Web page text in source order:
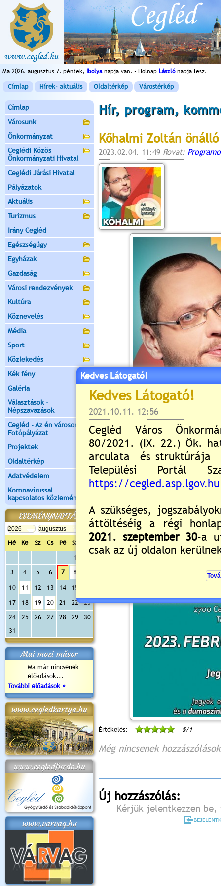
Ma 2026. augusztus 7. péntek, Ibolyanapja van. - Holnap Lászlónapja lesz.
Címlap Hírek- aktuális Oldaltérkép Várostérkép
Címlap
Városunk
Önkormányzat
Ceglédi Közös
Önkormányzati Hivatal
Ceglédi Járási Hivatal
Pályázatok
Aktuális
Turizmus
Irány Cegléd
Egészségügy
Egyházak
Gazdaság
Városi rendezvények
Kultúra
Köznevelés
Média
Sport
Közlekedés
Kék fény
Galéria
Választások -
Népszavazások
Cegléd - Az én városom -
Fotópályázat
Projektek
Oldaltérkép
Adatvédelem
Koronavírussal
kapcsolatos közlemények
ESEMÉNYNAPTÁR
Hé Ke Sz Cs Pé Sz
Va
1
3
4 5 6 7 8
10 11 12 13 14 15
17 18 19 20 21 22
23
24
25 26 27 28 29
30
31
Mai mozi műsor
Ma már nincsenek
előadások...
További előadások »
www.cegledkartya.hu
www.cegledfurdo.hu
www.varvag.hu
Hír, program,
Kőhalmi Zoltán
2023.02.04. 11:49 Rovat:
Értékelés: 5/1
Még nincsenek hozzászólások
Új hozzászólás:
Kérjük jelentkezzen be,
Kedves Látogató!